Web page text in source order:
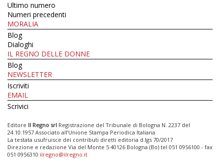
Ultimo numero
Numeri precedenti
MORALIA
Blog
Dialoghi
IL REGNO DELLE DONNE
Blog
NEWSLETTER
Iscriviti
EMAIL
Scrivici
Editore Il Regno srl Registrazione del Tribunale di Bologna N. 2237 del
24.10.1957 Associato all’Unione Stampa Periodica Italiana
La testata usufruisce dei contributi diretti editoria d.lgs 70/2017
Direzione e redazione Via del Monte 5 40126 Bologna (Bo) tel 051 0956100 - fax
051 0956310 ilregno@ilregno.it